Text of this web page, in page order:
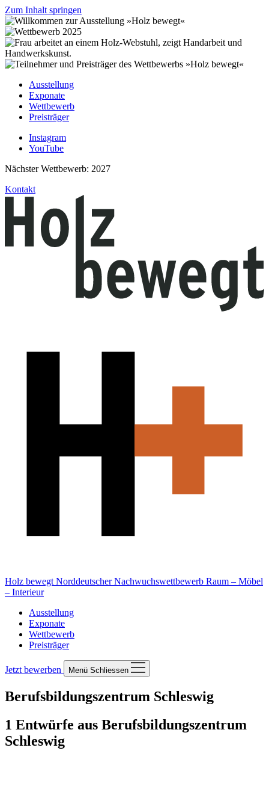
Zum Inhalt springen
Ausstellung
Exponate
Wettbewerb
Preisträger
Instagram
YouTube
Nächster Wettbewerb: 2027
Kontakt
Holz bewegt Norddeutscher Nachwuchswettbewerb Raum – Möbel
– Interieur
Ausstellung
Exponate
Wettbewerb
Preisträger
Jetzt bewerben Menü Schliessen
Berufsbildungszentrum Schleswig
1 Entwürfe aus Berufsbildungszentrum
Schleswig